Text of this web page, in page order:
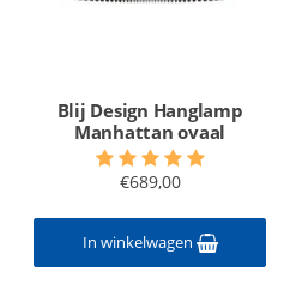
Blij Design Hanglamp
Manhattan ovaal
€689,00
In winkelwagen